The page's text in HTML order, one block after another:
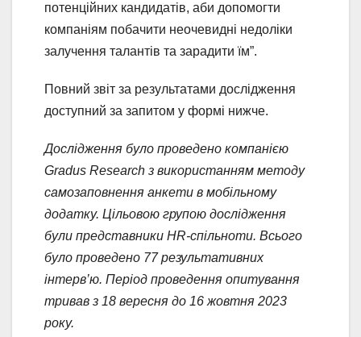
потенційних кандидатів, аби допомогти
компаніям побачити неочевидні недоліки
залучення талантів та зарадити їм”.
Повний звіт за результатами дослідження
доступний за запитом у формі нижче.
Дослідження було проведено компанією
Gradus Research з використанням методу
самозаповнення анкети в мобільному
додатку. Цільовою групою дослідження
були представники HR-спільноти. Всього
було проведено 77 результативних
інтерв’ю. Період проведення опитування
тривав з 18 вересня до 16 жовтня 2023
року.